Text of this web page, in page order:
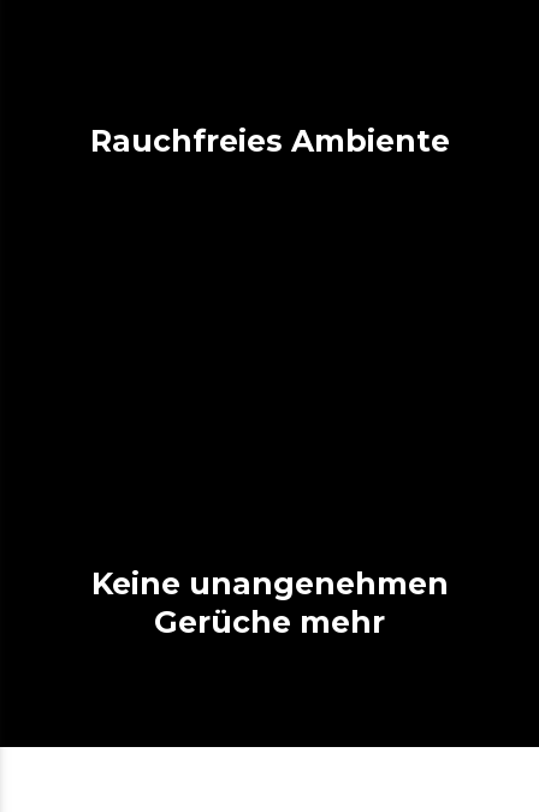
Rauchfreies Ambiente
Keine unangenehmen
Gerüche mehr